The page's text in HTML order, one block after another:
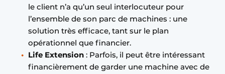
le client n’a qu’un seul interlocuteur pour
l’ensemble de son parc de machines : une
solution très efficace, tant sur le plan
opérationnel que financier.
Life Extension : Parfois, il peut être intéressant
financièrement de garder une machine avec de